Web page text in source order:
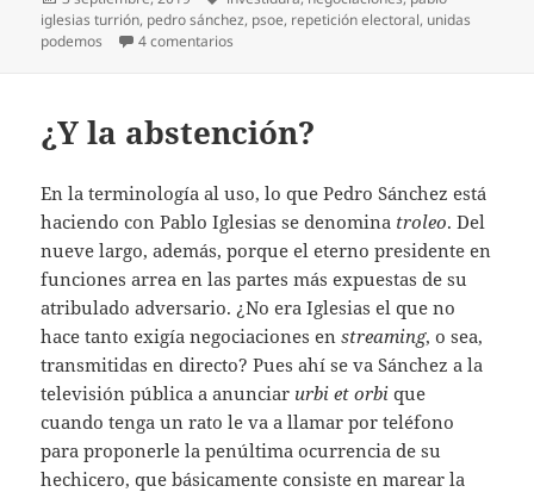
el
iglesias turrión, pedro sánchez, psoe, repetición electoral, unidas
podemos
4 comentarios
¿Y la abstención?
En la terminología al uso, lo que Pedro Sánchez está
haciendo con Pablo Iglesias se denomina troleo. Del
nueve largo, además, porque el eterno presidente en
funciones arrea en las partes más expuestas de su
atribulado adversario. ¿No era Iglesias el que no
hace tanto exigía negociaciones enstreaming, o sea,
transmitidas en directo? Pues ahí se va Sánchez a la
televisión pública a anunciar urbi et orbi que
cuando tenga un rato le va a llamar por teléfono
para proponerle la penúltima ocurrencia de su
hechicero, que básicamente consiste en marear la